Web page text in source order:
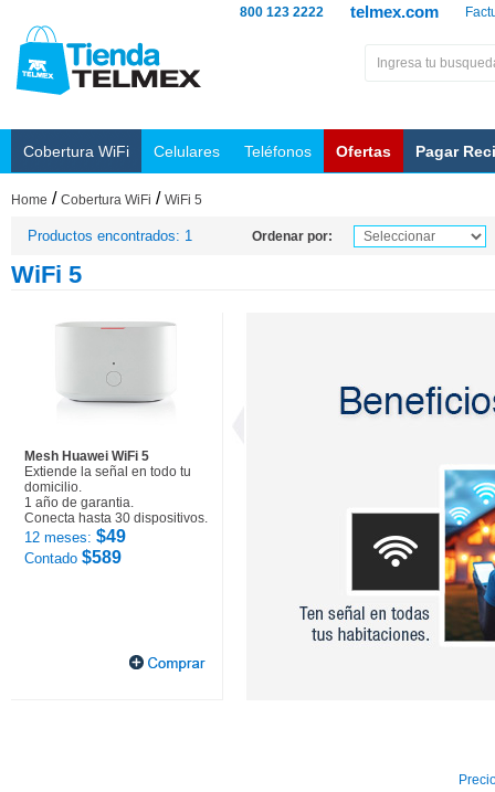
telmex.com
800 123 2222
Cobertura WiFi Celulares Teléfonos Ofertas Pagar
Home / Cobertura WiFi / WiFi 5
Productos encontrados: 1 Ordenar por:
WiFi 5
Mesh Huawei WiFi 5
Extiende la señal en todo tu
domicilio.
1 año de garantia.
Conecta hasta 30 dispositivos.
12 meses: $49
Contado $589